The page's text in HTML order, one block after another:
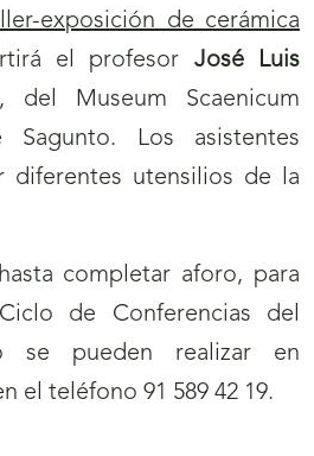
exposición de cerámica
el profesor José Luis
, del Museum Scaenicum
Sagunto. Los asistentes
diferentes utensilios de la
completar aforo, para
de Conferencias del
se pueden realizar en
el teléfono 91 589 42 19.